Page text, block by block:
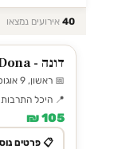
40 אירועים נמצאו
דונה - Dona - הצגה מוזיקלית
📅 ראשון, 9 אוגוסט ⏰ 20:30
📍 היכל
105 ₪
📋 פרטים